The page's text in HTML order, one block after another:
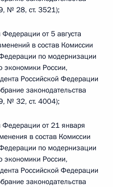
№ 28, ст. 3521);
от 5 августа
в состав Комиссии
по модернизации
экономики России,
Российской Федерации
законодательства
№ 32, ст. 4004);
Федерации от 21 января
в состав Комиссии
по модернизации
экономики России,
Российской Федерации
законодательства